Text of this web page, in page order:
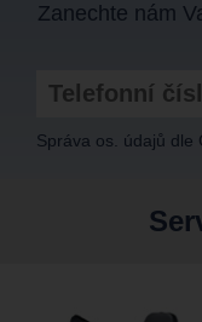
Zanechte nám
Správa os. údajů dle